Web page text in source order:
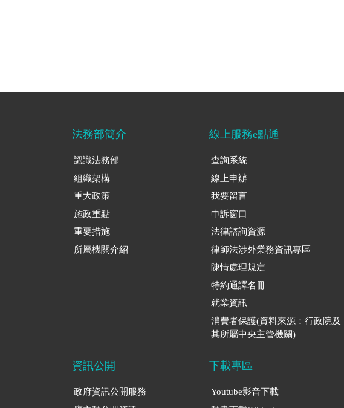
法務部簡介
認識法務部
組織架構
重大政策
施政重點
重要措施
所屬機關介紹
線上服務e點通
查詢系統
線上申辦
我要留言
申訴窗口
法律諮詢資源
律師法涉外業務資訊專區
陳情處理規定
特約通譯名冊
就業資訊
消費者保護(資料來源：行政院及
其所屬中央主管機關)
資訊公開
政府資訊公開服務
下載專區
Youtube影音下載